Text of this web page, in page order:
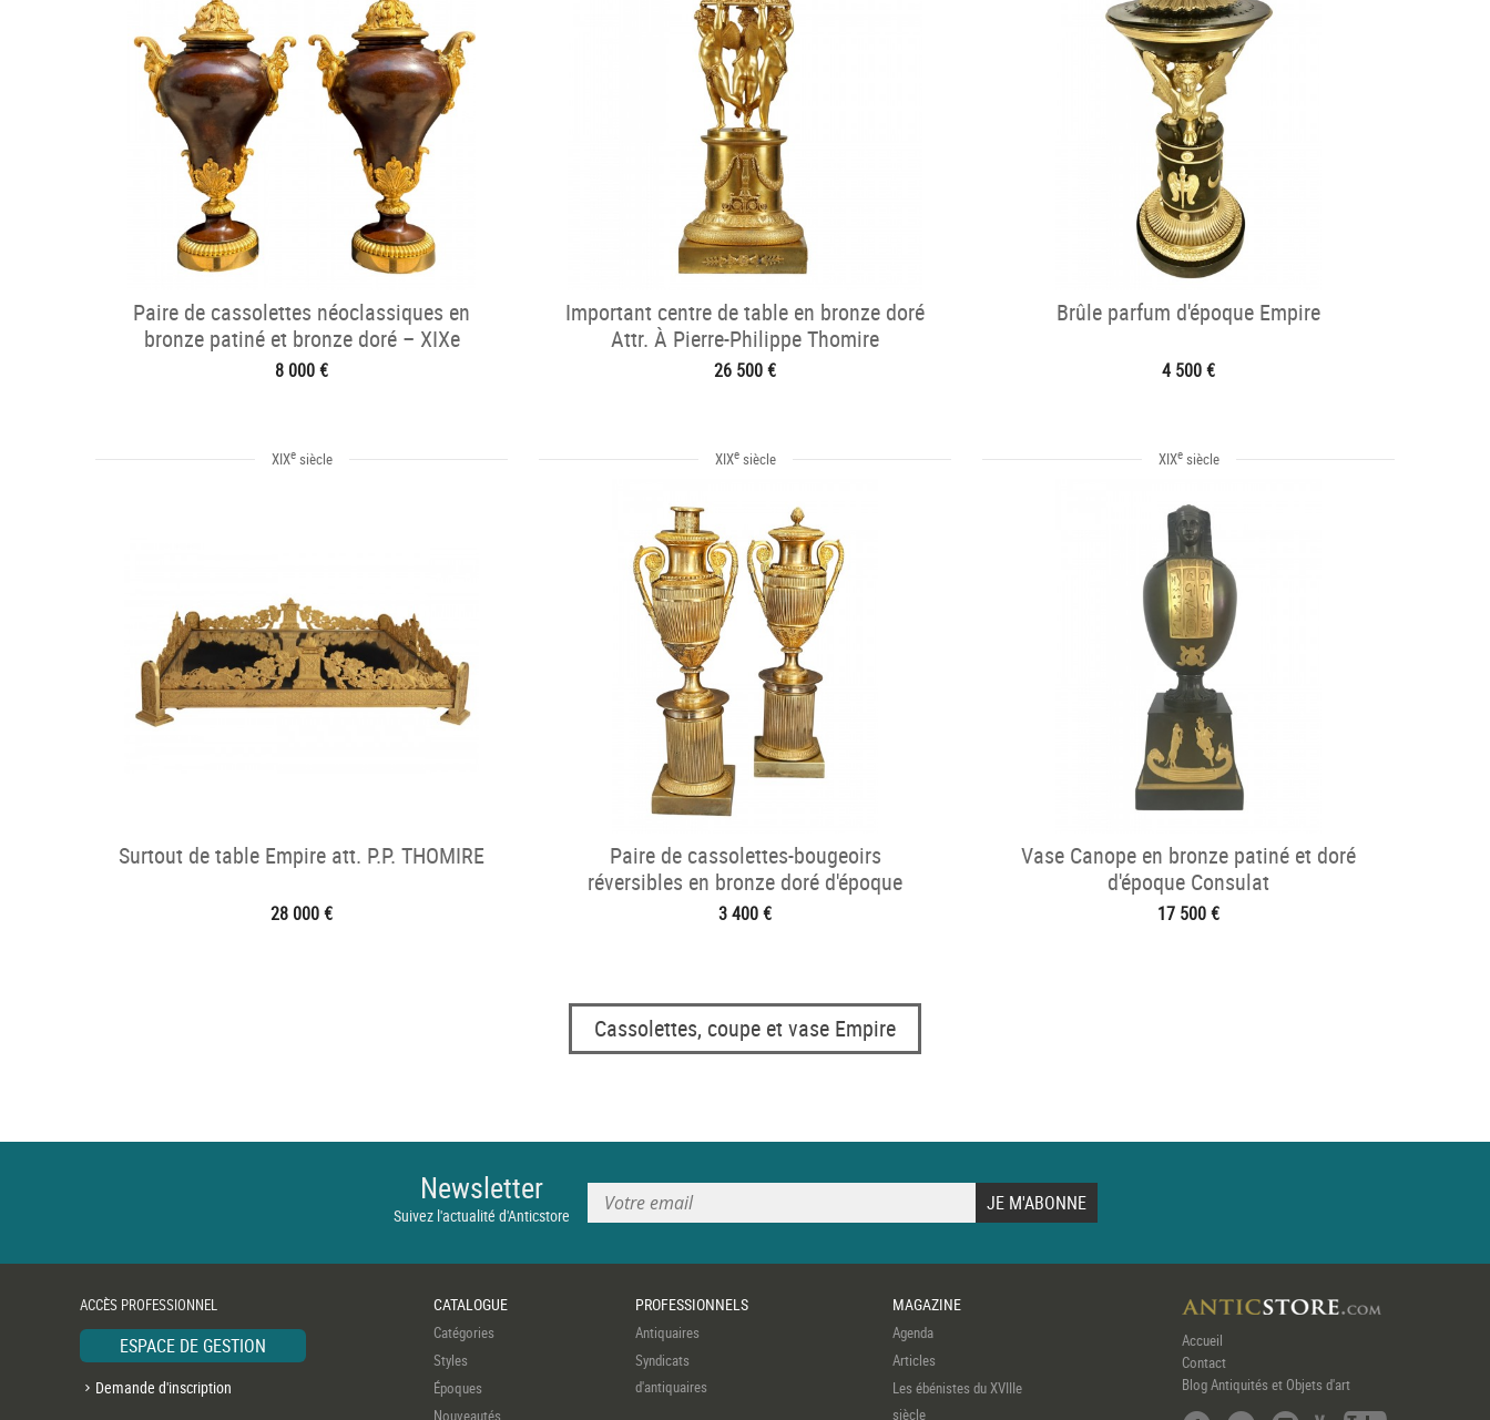
Paire de cassolettes néoclassiques en
bronze patiné et bronze doré – XIXe
siècle
8 000 €
Important centre de table en bronze doré
Attr. À Pierre-Philippe Thomire
26 500 €
Brûle parfum d'époque Empire
4 500 €
XIXesiècle
Surtout de table Empire att. P.P. THOMIRE
28 000 €
XIXesiècle
Paire de cassolettes-bougeoirs
réversibles en bronze doré d'époque
Empire
3 400 €
XIXesiècle
Vase Canope en bronze patiné et doré
d'époque Consulat
17 500 €
Cassolettes, coupe et vase Empire
Newsletter
Suivez l'actualité d'Anticstore
ACCÈS PROFESSIONNEL
ESPACE DE GESTION
Demande d'inscription
CATALOGUE
Catégories
Styles
Époques
Nouveautés
PROFESSIONNELS
Antiquaires
Syndicats
d'antiquaires
MAGAZINE
Agenda
Articles
Les ébénistes du XVIIIe
siècle
Accueil
Contact
Blog Antiquités et Objets d'art